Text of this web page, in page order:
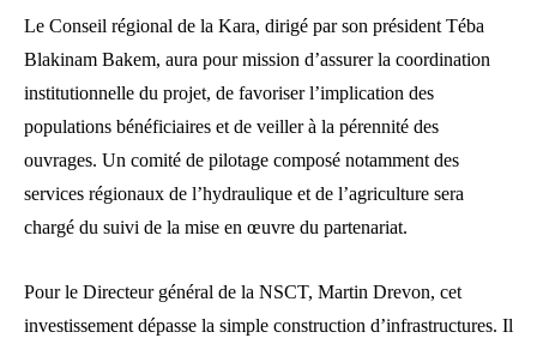
Le Conseil régional de la Kara, dirigé par son président Téba
Blakinam Bakem, aura pour mission d’assurer la coordination
institutionnelle du projet, de favoriser l’implication des
populations bénéficiaires et de veiller à la pérennité des
ouvrages. Un comité de pilotage composé notamment des
services régionaux de l’hydraulique et de l’agriculture sera
chargé du suivi de la mise en œuvre du partenariat.
Pour le Directeur général de la NSCT, Martin Drevon, cet
investissement dépasse la simple construction d’infrastructures. Il